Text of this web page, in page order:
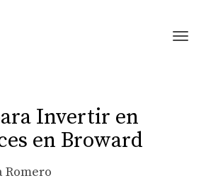
Invertir en
en Broward
Romero